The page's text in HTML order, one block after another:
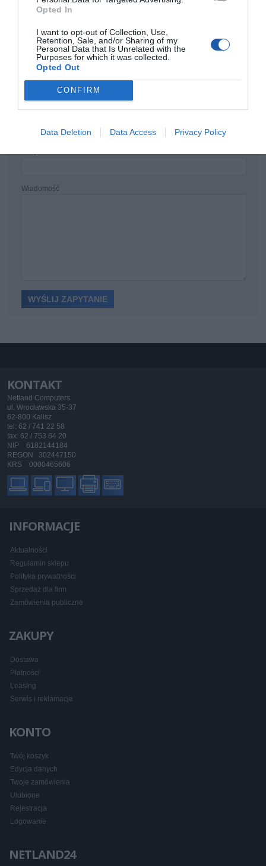
Opted In
I want to opt-out of Collection, Use,
Retention, Sale, and/or Sharing of my
Personal Data that Is Unrelated with the
Purposes for which it was collected.
Opted Out
CONFIRM
Data Deletion Data Access Privacy Policy
producenta
Almere Holandia Telefon: +31-(0)36-5211588
Podmiot
odpowiedzialny
Gembird Polska Sp. z o.o. ul. Katowicka 146 41-
500 Chorzów Polska Telefon: +48 32 775 27 00
Pomoc
techniczna
https://www.gmb.nl/service.aspx?op=contact
ZAPYTANIE O PRODUKT
Wiadomość
KONTAKT
Netland Computers
ul. Wrocławska 35-37
62-800 Kalisz
tel: 62 / 741 22 58
fax: 62 / 753 64 20
NIP 6182144184
REGON 302447150
KRS 0000465606
INFORMACJE
Aktualności
Regulamin sklepu
Polityka prywatności
Sprzedaż dla firm
Zamówienia publiczne
ZAKUPY
Dostawa
Płatności
Leasing
Serwis i reklamacje
KONTO
Twój koszyk
Edycja danych
Twoje zamówienia
Ulubione
Rejestracja
Logowanie
NETLAND24